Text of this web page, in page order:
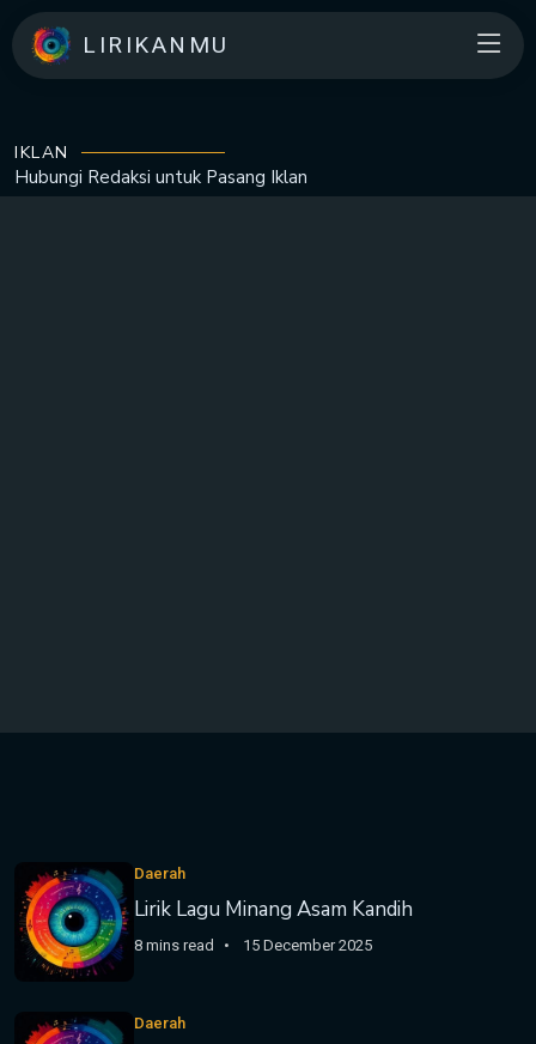
LIRIKANMU
IKLAN
Hubungi Redaksi untuk Pasang Iklan
Daerah
Lirik Lagu Minang Asam Kandih
8 mins read 15 December 2025
Daerah